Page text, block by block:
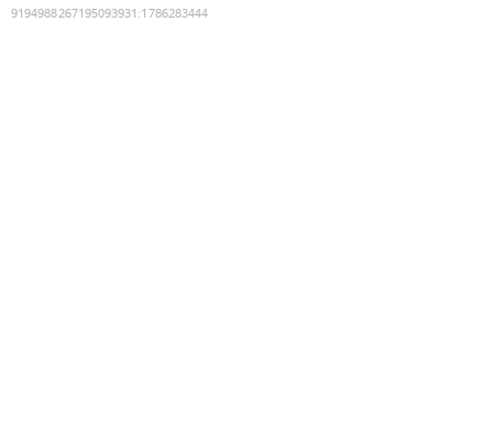
9194988267195093931 :1786283444